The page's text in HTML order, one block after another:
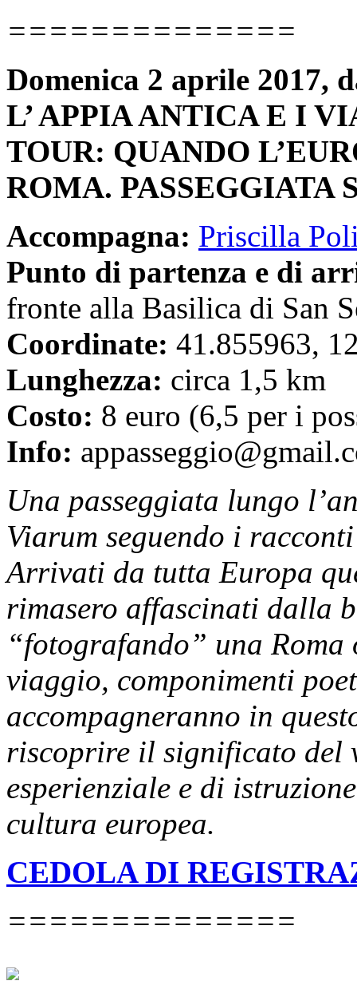
==============
Domenica 2 aprile 2017,
L’ APPIA ANTICA E I
TOUR: QUANDO
ROMA.
Accompagna: Priscilla
Punto di partenza e di
fronte alla Basilica di San
Coordinate: 41.855963,
Lunghezza: circa 1,5 km
Costo: 8 euro (6,5 per i
Info:
Una passeggiata lungo
Viarum seguendo i
Arrivati da tutta Europa
rimasero affascinati dalla
“fotografando” una
viaggio, componimenti
accompagneranno in
riscoprire il significato del
esperienziale e di
cultura europea.
CEDOLA DI
==============